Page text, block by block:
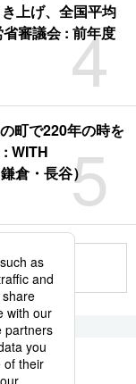
4
上げ、全国平均
審議会 : 前年度
5
町で220年の時を
WITH
倉・長谷）